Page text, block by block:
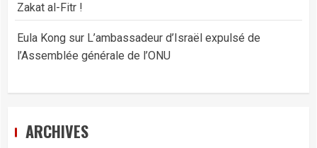
Zakat al-Fitr !
Eula Kong sur L’ambassadeur d’Israël expulsé de
l’Assemblée générale de l’ONU
ARCHIVES